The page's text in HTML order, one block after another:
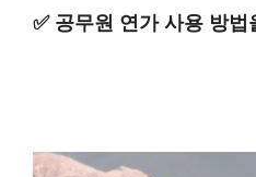
✅ 공무원 연가 사용 방